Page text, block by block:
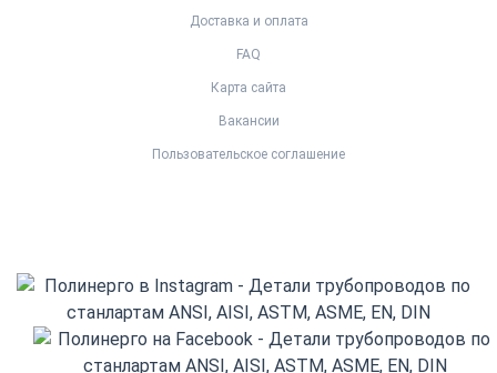
Доставка и оплата
FAQ
Карта сайта
Вакансии
Пользовательское соглашение